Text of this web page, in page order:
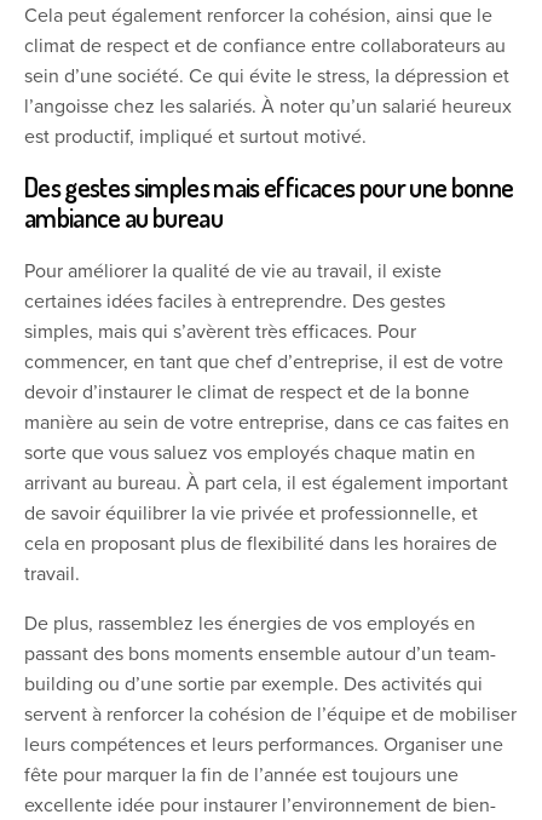
Cela peut également renforcer la cohésion, ainsi que le
climat de respect et de confiance entre collaborateurs au
sein d’une société. Ce qui évite le stress, la dépression et
l’angoisse chez les salariés. À noter qu’un salarié heureux
est productif, impliqué et surtout motivé.
Des gestes simples mais efficaces pour une bonne
ambiance au bureau
Pour améliorer la qualité de vie au travail, il existe
certaines idées faciles à entreprendre. Des gestes
simples, mais qui s’avèrent très efficaces. Pour
commencer, en tant que chef d’entreprise, il est de votre
devoir d’instaurer le climat de respect et de la bonne
manière au sein de votre entreprise, dans ce cas faites en
sorte que vous saluez vos employés chaque matin en
arrivant au bureau. À part cela, il est également important
de savoir équilibrer la vie privée et professionnelle, et
cela en proposant plus de flexibilité dans les horaires de
travail.
De plus, rassemblez les énergies de vos employés en
passant des bons moments ensemble autour d’un team-
building ou d’une sortie par exemple. Des activités qui
servent à renforcer la cohésion de l’équipe et de mobiliser
leurs compétences et leurs performances. Organiser une
fête pour marquer la fin de l’année est toujours une
excellente idée pour instaurer l’environnement de bien-